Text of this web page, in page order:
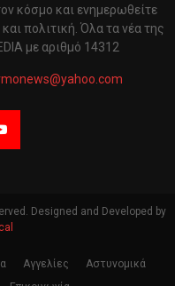
κόσμο και ενημερωθείτε
πολιτική. Όλα τα νέα της
με αριθμό 14312
Designed and Developed by
Αγγελίες
Αστυνομικά